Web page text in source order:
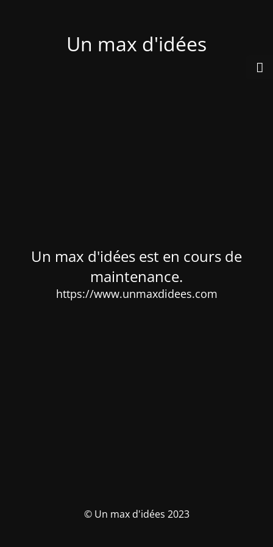
Un max d'idées
Un max d'idées est en cours de
maintenance.
https://www.unmaxdidees.com
© Un max d'idées 2023